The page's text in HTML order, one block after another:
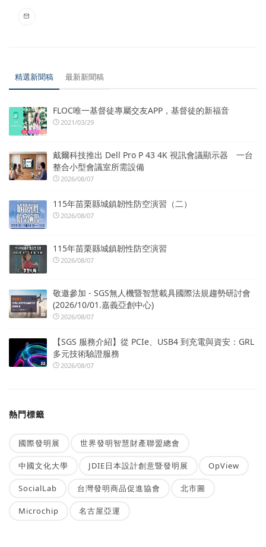
精選新聞稿 最新新聞稿
FLOC唯一基督徒專屬交友APP，基督徒的新福音
2021/03/29
戴爾科技推出 Dell Pro P 43 4K 視訊會議顯示器 一台
整合小型會議室所需設備
2026/08/07
115年苗栗縣城鎮韌性防空演習（二）
2026/08/07
115年苗栗縣城鎮韌性防空演習
2026/08/07
敬邀參加 - SGS無人機暨智慧載具國際法規趨勢研討會
(2026/10/01.嘉義亞創中心)
2026/08/07
【SGS 服務介紹】從 PCIe、USB4 到充電與資安：GRL
多元技術驗證服務
2026/08/07
熱門標籤
國際發明展 世界發明智慧財產聯盟總會
中國文化大學 JDIE日本設計創意暨發明展 OpView
SocialLab 台灣發明商品促進協會 北市圖
Microchip 名古屋亞運